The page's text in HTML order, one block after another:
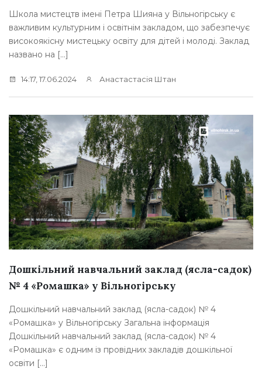
Школа мистецтв імені Петра Шияна у Вільногірську є
важливим культурним і освітнім закладом, що забезпечує
високоякісну мистецьку освіту для дітей і молоді. Заклад
названо на […]
14:17, 17.06.2024 Анастастасія Штан
Дошкільний навчальний заклад (ясла-садок)
№ 4 «Ромашка» у Вільногірську
Дошкільний навчальний заклад (ясла-садок) № 4
«Ромашка» у Вільногірську Загальна інформація
Дошкільний навчальний заклад (ясла-садок) № 4
«Ромашка» є одним із провідних закладів дошкільної
освіти […]